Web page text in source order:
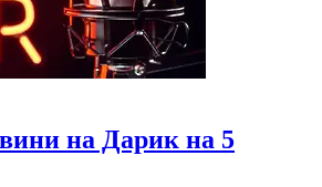
на Дарик на 5